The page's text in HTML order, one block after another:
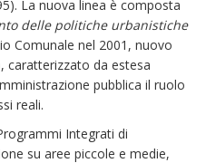
La nuova linea è composta
delle politiche urbanistiche
Comunale nel 2001, nuovo
caratterizzato da estesa
pubblica il ruolo
reali.
Integrati di
su aree piccole e medie,